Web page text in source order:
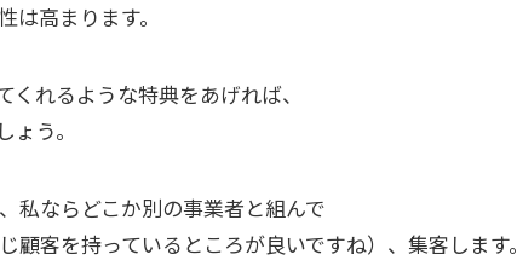
高まります。
れるような特典をあげれば、
う。
私ならどこか別の事業者と組んで
顧客を持っているところが良いですね）、集客します。